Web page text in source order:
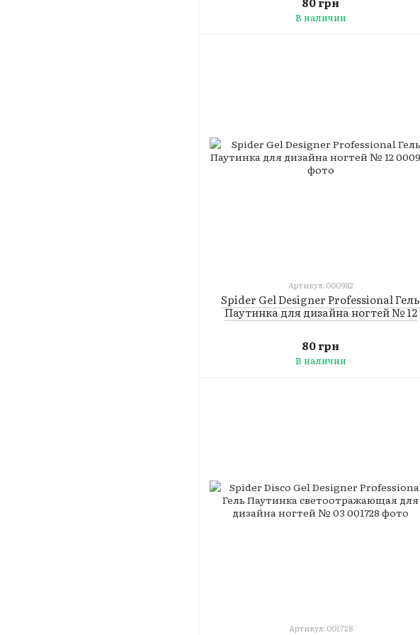
В наличии
Артикул: 000982
Spider Gel Designer Professional Гель
Паутинка для дизайна ногтей № 12
80 грн
В наличии
Артикул: 001728